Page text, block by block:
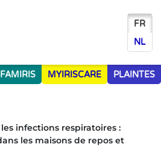
FR
NL
FAMIRIS MYIRISCARE PLAINTES
infections respiratoires :
les maisons de repos et